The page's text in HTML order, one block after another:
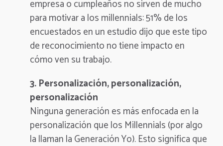
empresa o cumpleaños no sirven de mucho
para motivar a los millennials:51% de los
encuestados en un estudio dijo que este tipo
de reconocimiento no tiene impactoen
cómo ven su trabajo.
3. Personalización, personalización,
personalización
Ninguna generación es más enfocada en la
personalización que los Millennials (por algo
la llaman la Generación Yo). Esto significa que